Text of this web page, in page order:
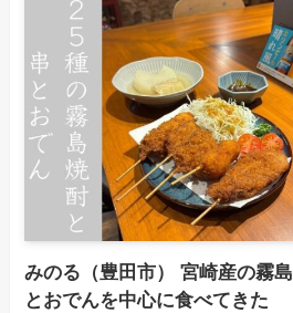
みのる（豊田市） 宮崎産の霧
とおでんを中心に食べてきた